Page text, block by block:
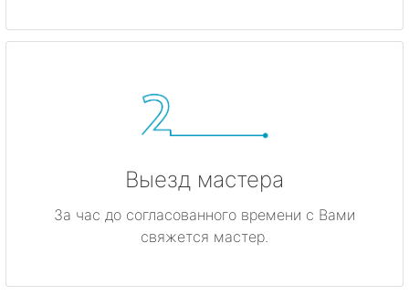
Выезд мастера
За час до согласованного времени с Вами
свяжется мастер.